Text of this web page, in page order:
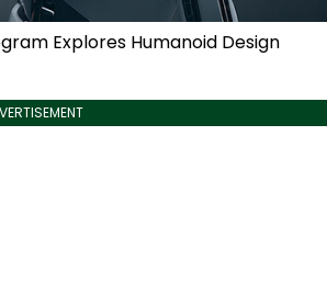
Explores Humanoid Design